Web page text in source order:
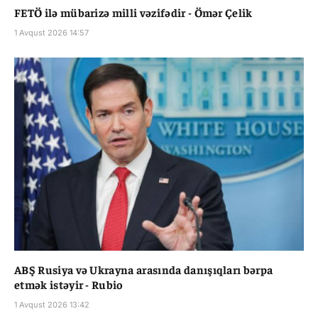
FETÖ ilə mübarizə milli vəzifədir - Ömər Çelik
1 Avqust 2026 14:57
ABŞ Rusiya və Ukrayna arasında danışıqları bərpa
etmək istəyir - Rubio
1 Avqust 2026 13:42